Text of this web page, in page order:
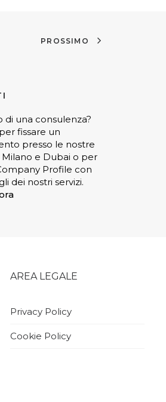
PROSSIMO
di una consulenza?
fissare un
presso le nostre
Milano e Dubai o per
Profile con
dei nostri servizi.
AREA LEGALE
Privacy Policy
Cookie Policy